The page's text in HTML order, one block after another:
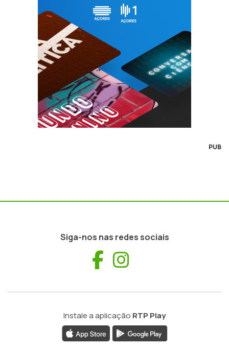
PUB
Siga-nos nas redes sociais
Facebook
Instale a aplicação RTP Play